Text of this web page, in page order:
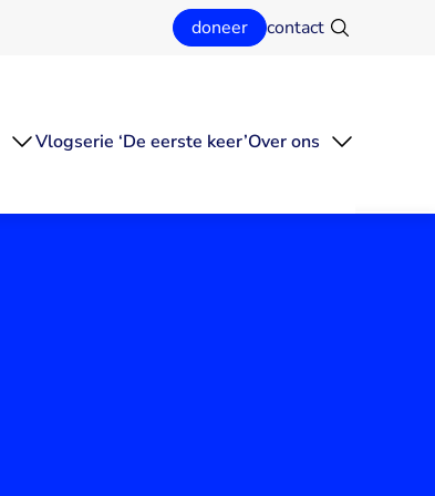
doneer contact Zoeken
Vlogserie ‘De eerste keer’Over ons